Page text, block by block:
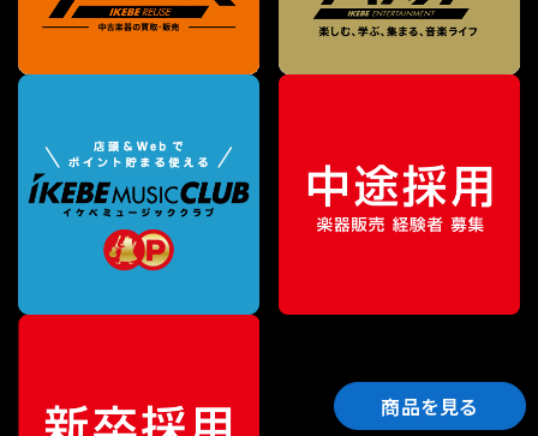
商品を見る